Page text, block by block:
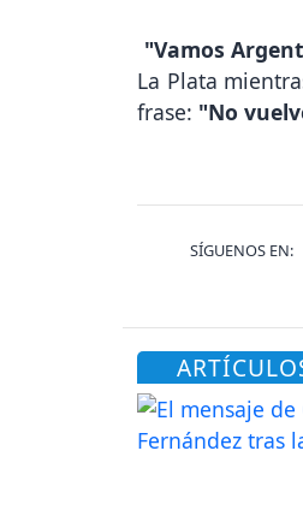
"Vamos
La Plata
frase: "No
SÍGUENOS EN: